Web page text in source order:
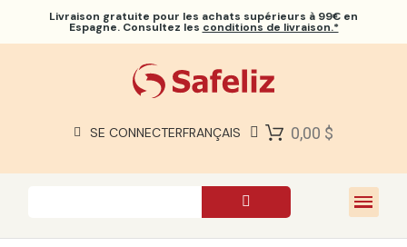
Livraison gratuite pour les achats supérieurs à 99€ en
Espagne. Consultez les conditions de livraison.*
SE CONNECTERFRANÇAIS 0,00 $
À PROPOS DE NOUS